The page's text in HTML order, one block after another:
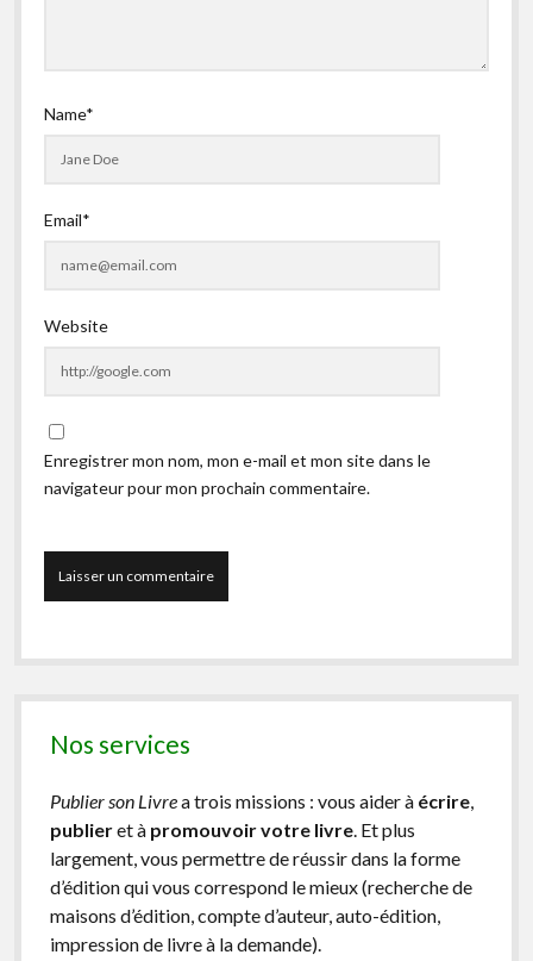
Name*
Email*
Website
Enregistrer mon nom, mon e-mail et mon site dans le
navigateur pour mon prochain commentaire.
Nos services
Publier son Livrea trois missions : vous aider à écrire,
publieret à promouvoir votre livre. Et plus
largement, vous permettre de réussir dans la forme
d’édition qui vous correspond le mieux (recherche de
maisons d’édition, compte d’auteur, auto-édition,
impression de livre à la demande).